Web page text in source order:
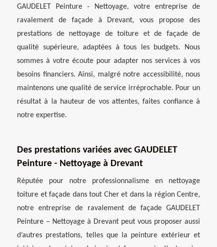
GAUDELET Peinture - Nettoyage, votre entreprise de
ravalement de façade à Drevant, vous propose des
prestations de nettoyage de toiture et de façade de
qualité supérieure, adaptées à tous les budgets. Nous
sommes à votre écoute pour adapter nos services à vos
besoins financiers. Ainsi, malgré notre accessibilité, nous
maintenons une qualité de service irréprochable. Pour un
résultat à la hauteur de vos attentes, faites confiance à
notre expertise.
Des prestations variées avec GAUDELET
Peinture - Nettoyage à Drevant
Réputée pour notre professionnalisme en nettoyage
toiture et façade dans tout Cher et dans la région Centre,
notre entreprise de ravalement de façade GAUDELET
Peinture – Nettoyage à Drevant peut vous proposer aussi
d’autres prestations, telles que la peinture extérieur et